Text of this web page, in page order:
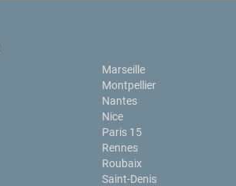
Marseille
Montpellier
Nantes
Nice
Paris 15
Rennes
Roubaix
Saint-Denis